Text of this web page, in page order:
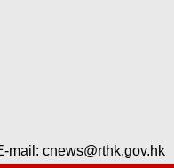
mail: cnews@rthk.gov.hk